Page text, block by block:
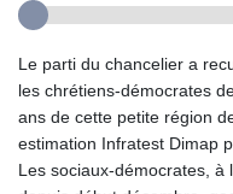
Le parti du chancelier a
les chrétiens-démocrates
ans de cette petite région
estimation Infratest Dimap
Les sociaux-démocrates, à